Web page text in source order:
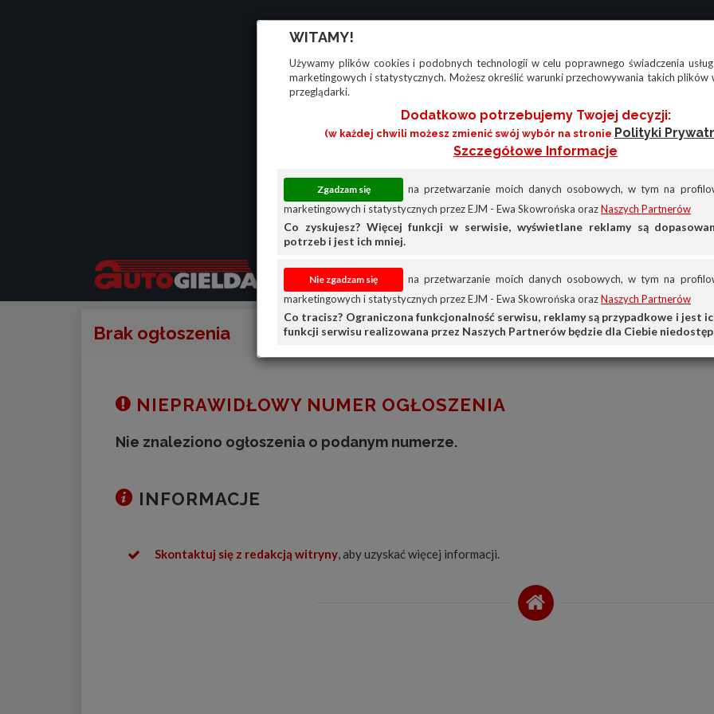
WITAMY!
Używamy plików cookies i podobnych technologii w celu poprawnego świadczenia
marketingowych i statystycznych. Możesz określić warunki przechowywania takich plików
przeglądarki.
Dodatkowo potrzebujemy Twojej decyzji:
(w każdej chwili możesz zmienić swój wybór na stronie Polityki
Szczegółowe Informacje
na przetwarzanie moich danych osobowych, w tym na
marketingowych i statystycznych przez EJM - Ewa Skowrońska orazNaszych Partnerów
Co zyskujesz? Więcej funkcji w serwisie, wyświetlane reklamy są
potrzeb i jest ich mniej.
na przetwarzanie moich danych osobowych, w tym na
marketingowych i statystycznych przez EJM - Ewa Skowrońska orazNaszych Partnerów
Co tracisz? Ograniczona funkcjonalność serwisu, reklamy są przypadkowe i jest
funkcji serwisu realizowana przez Naszych Partnerów będzie dla Ciebie
Brak ogłoszenia
NIEPRAWIDŁOWY NUMER OGŁOSZENIA
Nie znaleziono ogłoszenia o podanym numerze.
INFORMACJE
Skontaktuj się z redakcją witryny, aby uzyskać więcej informacji.